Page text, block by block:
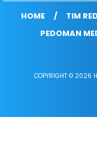
HOME TIM
PEDOMAN
COPYRIGHT © 2026